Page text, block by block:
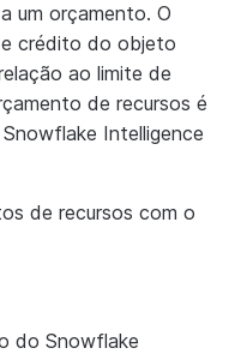
um orçamento. O
crédito do objeto
ao limite de
de recursos é
Intelligence
de recursos com o
do Snowflake